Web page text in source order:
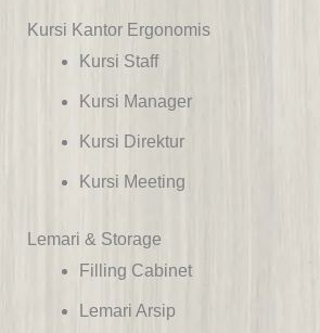
Kursi Kantor Ergonomis
Kursi Staff
Kursi Manager
Kursi Direktur
Kursi Meeting
Lemari & Storage
Filling Cabinet
Lemari Arsip